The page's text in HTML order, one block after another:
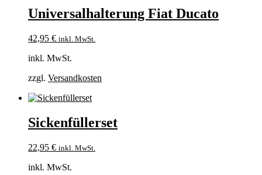
Universalhalterung Fiat Ducato
42,95 € inkl. MwSt.
inkl. MwSt.
zzgl. Versandkosten
Sickenfüllerset
22,95 € inkl. MwSt.
inkl. MwSt.